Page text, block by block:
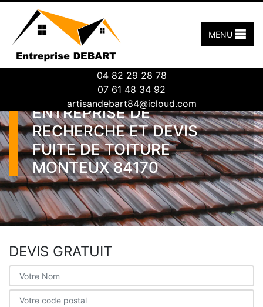
04 82 29 28 78
07 61 48 34 92
artisandebart84@icloud.com
MENU
ENTREPRISE DE
RECHERCHE ET DEVIS
FUITE DE TOITURE
MONTEUX 84170
DEVIS GRATUIT